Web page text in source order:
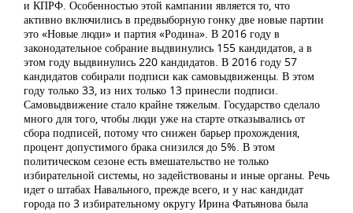
и КПРФ. Особенностью этой кампании является то, что
активно включились в предвыборную гонку две новые партии
это «Новые люди» и партия «Родина». В 2016 году в
законодательное собрание выдвинулись 155 кандидатов, а в
этом году выдвинулись 220 кандидатов. В 2016 году 57
кандидатов собирали подписи как самовыдвиженцы. В этом
году только 33, из них только 13 принесли подписи.
Самовыдвижение стало крайне тяжелым. Государство сделало
много для того, чтобы люди уже на старте отказывались от
сбора подписей, потому что снижен барьер прохождения,
процент допустимого брака снизился до 5%. В этом
политическом сезоне есть вмешательство не только
избирательной системы, но задействованы и иные органы. Речь
идет о штабах Навального, прежде всего, и у нас кандидат
города по 3 избирательному округу Ирина Фатьянова была